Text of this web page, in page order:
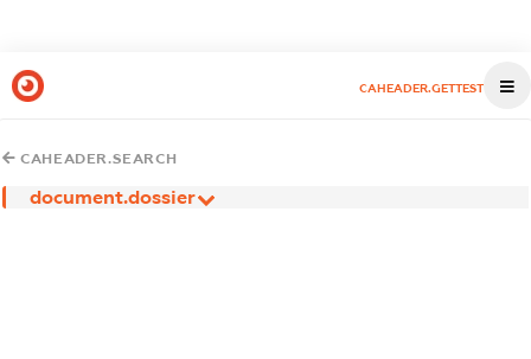
CAHEADER.GETTEST
CAHEADER.SEARCH
document.dossier